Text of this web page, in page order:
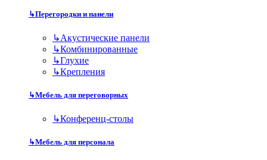
↳Перегородки и панели
↳Акустические панели
↳Комбинированные
↳Глухие
↳Крепления
↳Мебель для переговорных
↳Конференц-столы
↳Мебель для персонала